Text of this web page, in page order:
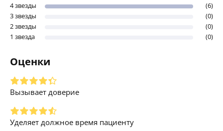
4 звезды
(6)
3 звезды
(0)
2 звезды
(0)
1 звезда
(0)
Оценки
Вызывает доверие
Уделяет должное время пациенту